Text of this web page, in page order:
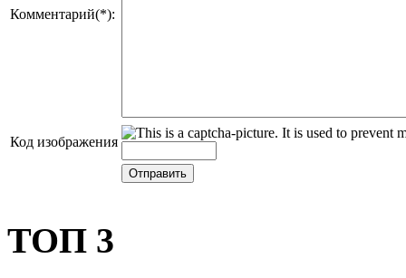
Комментарий(*):
Код изображения
ТОП 3